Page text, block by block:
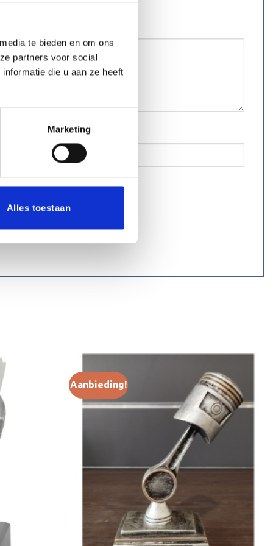
te bieden en om ons
partners voor social
die u aan ze heeft
Marketing
Alles toestaan
Aanbieding!
Toevoegen
aan
verlanglijst